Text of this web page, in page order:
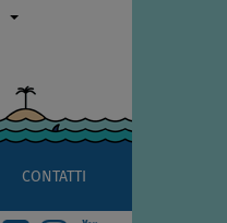
CONTATTI